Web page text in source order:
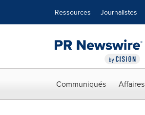
Ressources Journalistes
Communiqués Affaires